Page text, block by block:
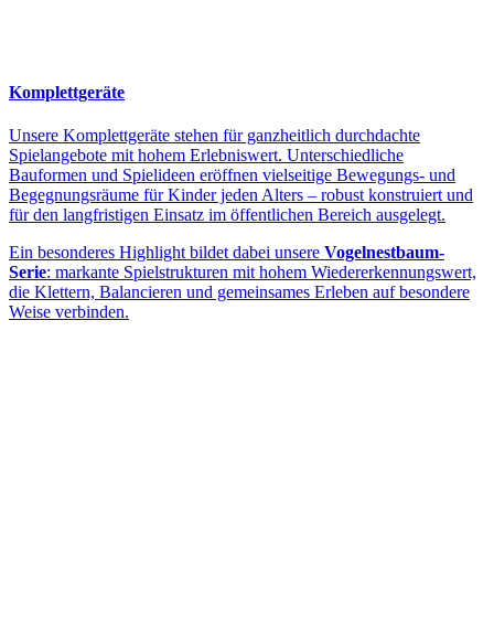
Komplettgeräte
Unsere Komplettgeräte stehen für ganzheitlich durchdachte
Spielangebote mit hohem Erlebniswert. Unterschiedliche
Bauformen und Spielideen eröffnen vielseitige Bewegungs- und
Begegnungsräume für Kinder jeden Alters – robust konstruiert und
für den langfristigen Einsatz im öffentlichen Bereich ausgelegt.
Ein besonderes Highlight bildet dabei unsere Vogelnestbaum-
Serie: markante Spielstrukturen mit hohem Wiedererkennungswert,
die Klettern, Balancieren und gemeinsames Erleben auf besondere
Weise verbinden.